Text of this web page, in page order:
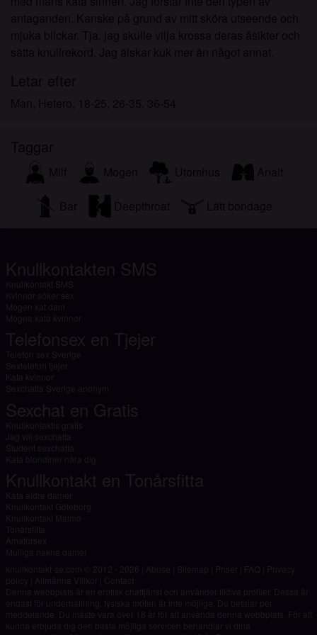
antaganden. Kanske på grund av mitt sköra utseende och
mjuka blickar. Tja, jag skulle vilja krossa deras åsikter och
sätta knullrekord. Jag älskar kuk mer än något annat.
Letar efter
Man, Hetero, 18-25, 26-35, 36-54
Taggar
Milf Mogen Utomhus Analt
Bar Deepthroat Lätt bondage
Knullkontakten SMS
Knullkontakt SMS
Kvinnor söker sex
Mogen kat dam
Mogna kata kvinnor
Telefonsex en Tjejer
Telefon sex Sverige
Sextelefon tjejer
Kata kvinnor
Sexchatta Sverige anonym
Sexchat en Gratis
Knullkontaktis gratis
Jag vill sexchatta
Student sexchatta
Kata blondiner nära dig
Knullkontakt en Tonårsfitta
Kata äldre damer
Knullkontakt Göteborg
Knullkontakt Malmö
Tonårsfitta
Amatörsex
Mulliga nakna damer
knullkontakt-se.com © 2012 - 2026
Abuse Sitemap Priser
Privacy
policy
Allmänna Villkor
Contact
Denna webbplats är en erotisk chattjänst och använder fiktiva profiler. Dessa är
endast för underhållning, fysiska möten är inte möjliga. Du betalar per
meddelande. Du måste vara över 18 år för att använda denna webbplats. För att
kunna erbjuda dig den bästa möjliga servicen behandlar vi dina